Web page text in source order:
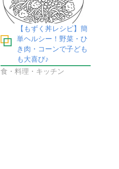
【もずく丼レシピ】簡
単ヘルシー！野菜・ひ
き肉・コーンで子ども
も大喜び♪
食・料理・キッチン